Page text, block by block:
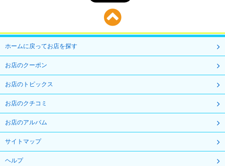
ホームに戻ってお店を探す
お店のクーポン
お店のトピックス
お店のクチコミ
お店のアルバム
サイトマップ
ヘルプ